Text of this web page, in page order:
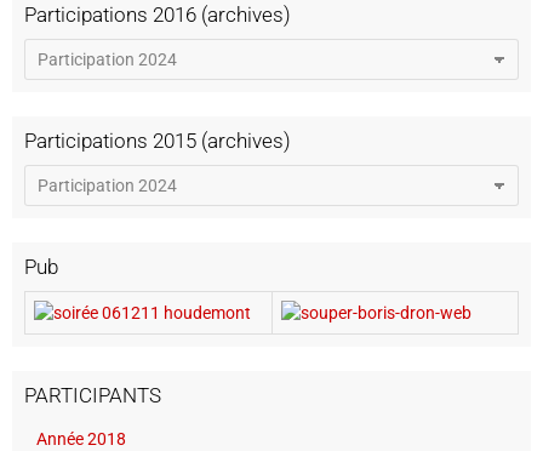
Participations 2016 (archives)
Participations 2015 (archives)
Pub
PARTICIPANTS
Année 2018